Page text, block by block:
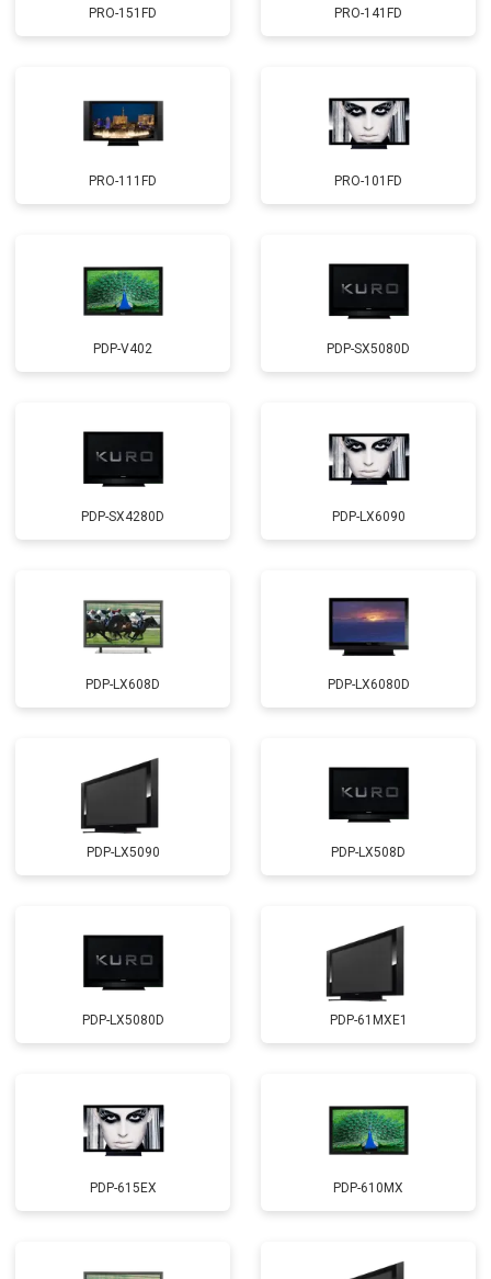
PRO-151FD PRO-141FD
PRO-111FD PRO-101FD
PDP-V402 PDP-SX5080D
PDP-SX4280D PDP-LX6090
PDP-LX608D PDP-LX6080D
PDP-LX5090 PDP-LX508D
PDP-LX5080D PDP-61MXE1
PDP-615EX PDP-610MX